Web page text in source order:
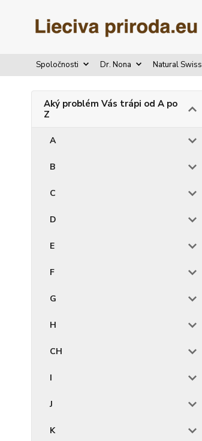
Spoločnosti Dr. Nona Natural Swiss
Aký problém Vás trápi od A po
Z
A
B
C
D
E
F
G
H
CH
I
J
K